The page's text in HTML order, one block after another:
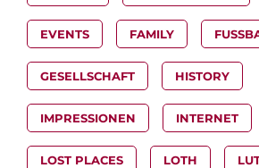
EVENTS FAMILY
GESELLSCHAFT HISTORY
IMPRESSIONEN INTERNET
LOST PLACES LOTH